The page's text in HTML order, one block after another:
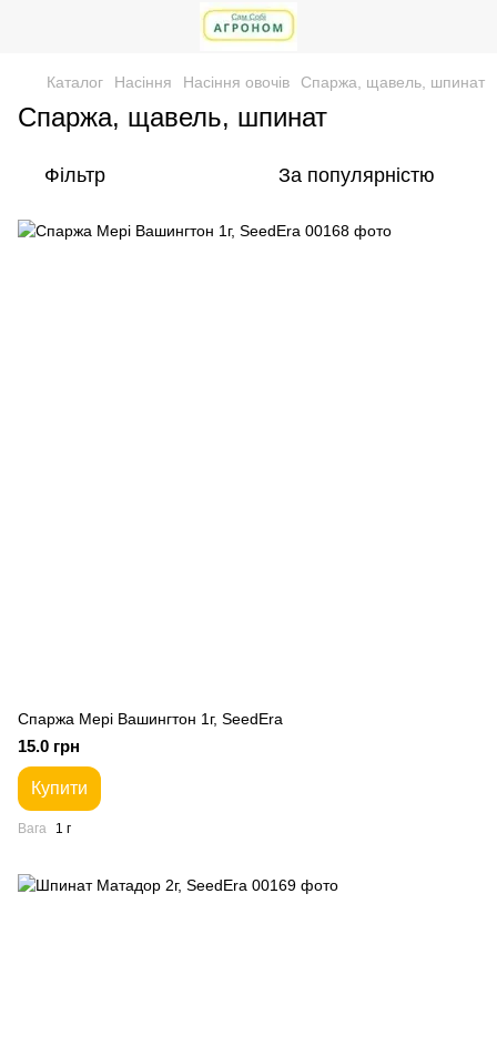
Каталог Насіння Насіння овочів Спаржа, щавель, шпинат
Спаржа, щавель, шпинат
Фільтр За популярністю
Спаржа Мері Вашингтон 1г, SeedEra
15.0 грн
Купити
Вага 1 г